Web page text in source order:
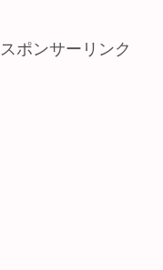
スポンサーリンク